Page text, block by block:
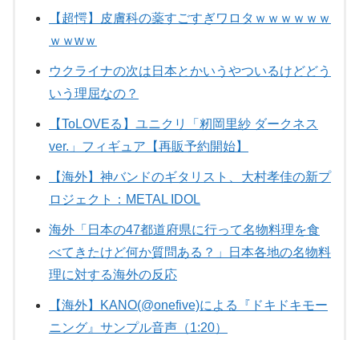
【超愕】皮膚科の薬すごすぎワロタｗｗｗｗｗｗ
ｗｗwｗ
ウクライナの次は日本とかいうやついるけどどう
いう理屈なの？
【ToLOVEる】ユニクリ「籾岡里紗 ダークネス
ver.」フィギュア【再販予約開始】
【海外】神バンドのギタリスト、大村孝佳の新プ
ロジェクト：METAL IDOL
海外「日本の47都道府県に行って名物料理を食
べてきたけど何か質問ある？」日本各地の名物料
理に対する海外の反応
【海外】KANO(@onefive)による『ドキドキモー
ニング』サンプル音声（1:20）